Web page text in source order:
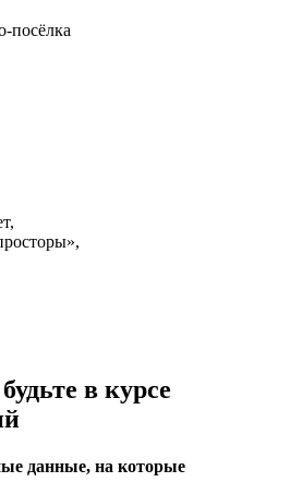
посёлка
в курсе
данные, на которые